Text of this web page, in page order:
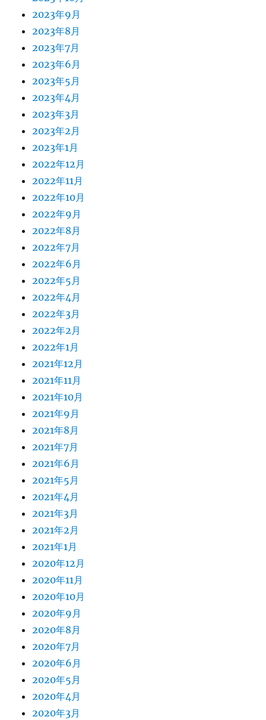
2023年9月
2023年8月
2023年7月
2023年6月
2023年5月
2023年4月
2023年3月
2023年2月
2023年1月
2022年12月
2022年11月
2022年10月
2022年9月
2022年8月
2022年7月
2022年6月
2022年5月
2022年4月
2022年3月
2022年2月
2022年1月
2021年12月
2021年11月
2021年10月
2021年9月
2021年8月
2021年7月
2021年6月
2021年5月
2021年4月
2021年3月
2021年2月
2021年1月
2020年12月
2020年11月
2020年10月
2020年9月
2020年8月
2020年7月
2020年6月
2020年5月
2020年4月
2020年3月